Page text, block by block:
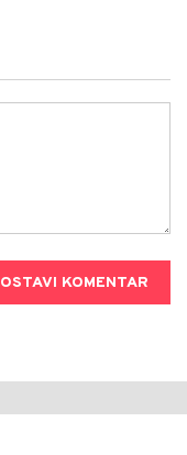
OSTAVI KOMENTAR